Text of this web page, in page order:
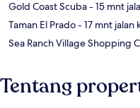
Gold Coast Scuba- 15 mnt
Taman El Prado- 17 mnt jalan
Sea Ranch Village Shopping
Tentang